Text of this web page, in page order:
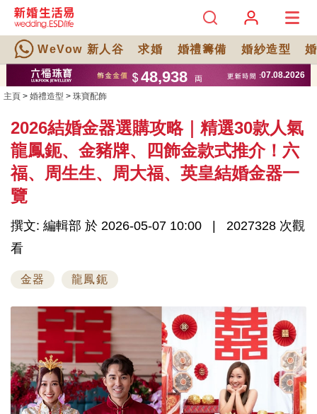
WeVow 新人谷 求婚 婚禮籌備 婚紗造型
主頁 > 婚禮造型 > 珠寶配飾
2026結婚金器選購攻略｜精選30款人氣
龍鳳鈪、金豬牌、四飾金款式推介！六
福、周生生、周大福、英皇結婚金器一
覽
撰文: 編輯部 於 2026-05-07 10:00
2027328 次觀
看
金器 龍鳳鈪